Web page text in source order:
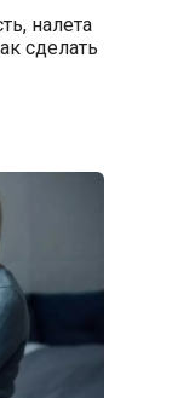
налета
сделать